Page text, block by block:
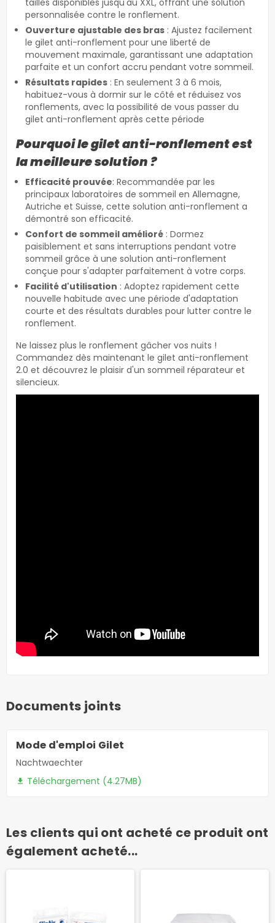
personnalisée contre le ronflement.
Ouverture ajustable des bras : Ajustez facilement
le gilet anti-ronflement pour une liberté de
mouvement maximale, garantissant une adaptation
parfaite et un confort accru pendant votre sommeil.
Résultats rapides : En seulement 3 à 6 mois,
habituez-vous à dormir sur le côté et réduisez vos
ronflements, avec la possibilité de vous passer du
gilet anti-ronflement après cette période
Pourquoi le gilet anti-ronflement est
la meilleure solution ?
Efficacité prouvée: Recommandée par les
principaux laboratoires de sommeil en Allemagne,
Autriche et Suisse, cette solution anti-ronflement a
démontré son efficacité.
Confort de sommeil amélioré : Dormez
paisiblement et sans interruptions pendant votre
sommeil grâce à une solution anti-ronflement
conçue pour s'adapter parfaitement à votre corps.
Facilité d'utilisation : Adoptez rapidement cette
nouvelle habitude avec une période d'adaptation
courte et des résultats durables pour lutter contre le
ronflement.
Ne laissez plus le ronflement gâcher vos nuits !
Commandez dès maintenant le gilet anti-ronflement
2.0 et découvrez le plaisir d'un sommeil réparateur et
silencieux.
Documents joints
Mode d'emploi Gilet
Nachtwaechter
file_download Téléchargement (4.27MB)
Les clients qui ont acheté ce produit ont
également acheté...